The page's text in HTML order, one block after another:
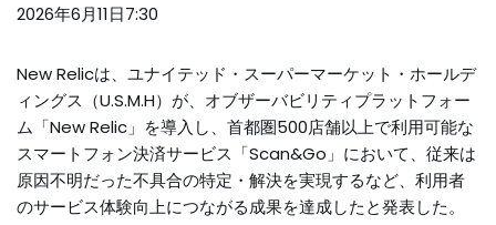
2026年6月11日7:30
New Relicは、ユナイテッド・スーパーマーケット・ホールデ
ィングス（U.S.M.H）が、オブザーバビリティプラットフォー
ム「New Relic」を導入し、首都圏500店舗以上で利用可能な
スマートフォン決済サービス「Scan&Go」において、従来は
原因不明だった不具合の特定・解決を実現するなど、利用者
のサービス体験向上につながる成果を達成したと発表した。